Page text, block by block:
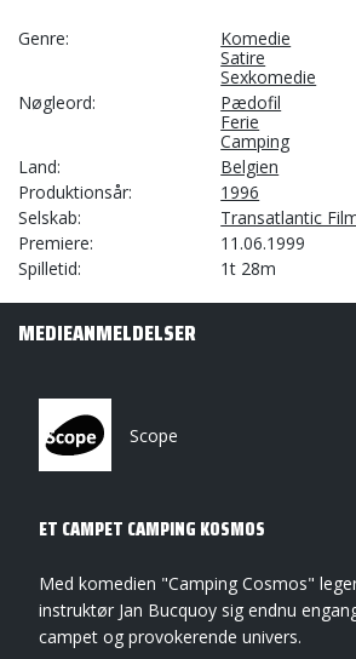
Genre
Komedie
Satire
Sexkomedie
Nøgleord
Pædofil
Ferie
Camping
Land
Belgien
Produktionsår
1996
Selskab
Transatlantic
Premiere
11.06.1999
Spilletid
1t 28m
MEDIEANMELDELSER
Scope
ET CAMPET CAMPING KOSMOS
Med komedien "Camping Cosmos"
instruktør Jan Bucquoy sig endnu
campet og provokerende univers.